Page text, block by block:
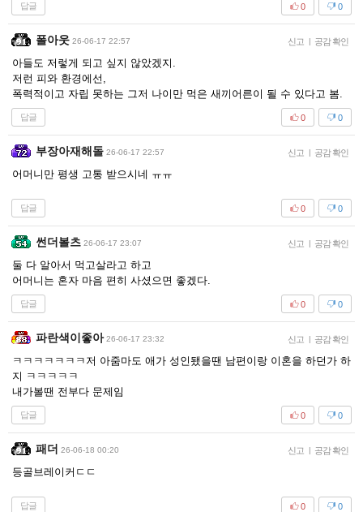
답글 0
0
폴아웃 26-06-17 22:57 신고 | 공감 확인
아들도 저렇게 되고 싶지 않았겠지.
저런 피와 환경에선,
폭력적이고 자립 못하는 그저 나이만 먹은 새끼어른이 될 수 있다고 봄.
답글 0
0
부장아재해돌 26-06-17 22:57 신고 | 공감 확인
어머니만 평생 고통 받으시네 ㅠㅠ
답글 0
0
썬더볼츠 26-06-17 23:07 신고 | 공감 확인
둘 다 알아서 먹고살라고 하고
어머니는 혼자 마음 편히 사셨으면 좋겠다.
답글 0
0
파란색이좋아 26-06-17 23:32 신고 | 공감 확인
ㅋㅋㅋㅋㅋㅋㅋ저 아줌마도 애가 성인됐을땐 남편이랑 이혼을 하던가 하
지 ㅋㅋㅋㅋㅋ
내가볼땐 전부다 문제임
답글 0
0
패더 26-06-18 00:20 신고 | 공감 확인
등골브레이커ㄷㄷ
답글 0
0